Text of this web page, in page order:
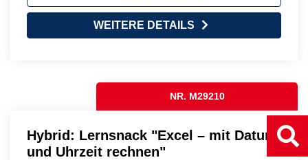
WEITERE DETAILS
NR. M29210
Hybrid: Lernsnack "Excel – mit Datum
und Uhrzeit rechnen"